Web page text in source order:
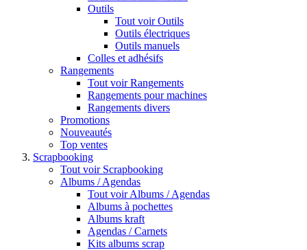
Outils
Tout voir Outils
Outils électriques
Outils manuels
Colles et adhésifs
Rangements
Tout voir Rangements
Rangements pour machines
Rangements divers
Promotions
Nouveautés
Top ventes
Scrapbooking
Tout voir Scrapbooking
Albums / Agendas
Tout voir Albums / Agendas
Albums à pochettes
Albums kraft
Agendas / Carnets
Kits albums scrap